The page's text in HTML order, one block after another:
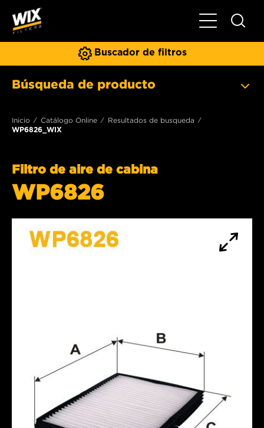
Toggle
Buscador de filtros
Búsqueda de producto
Inicio Catálogo Online
Resultados de busqueda
WP6826_WIX
Filtro de aire de cabina
WP6826